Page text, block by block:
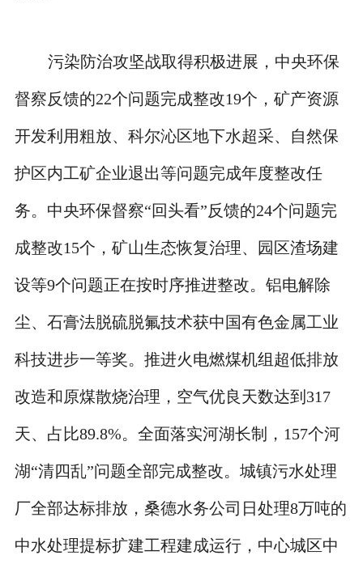
污染防治攻坚战取得积极进展，中央环保
督察反馈的22个问题完成整改19个，矿产资源
开发利用粗放、科尔沁区地下水超采、自然保
护区内工矿企业退出等问题完成年度整改任
务。中央环保督察“回头看”反馈的24个问题完
成整改15个，矿山生态恢复治理、园区渣场建
设等9个问题正在按时序推进整改。铝电解除
尘、石膏法脱硫脱氟技术获中国有色金属工业
科技进步一等奖。推进火电燃煤机组超低排放
改造和原煤散烧治理，空气优良天数达到317
天、占比89.8%。全面落实河湖长制，157个河
湖“清四乱”问题全部完成整改。城镇污水处理
厂全部达标排放，桑德水务公司日处理8万吨的
中水处理提标扩建工程建成运行，中心城区中